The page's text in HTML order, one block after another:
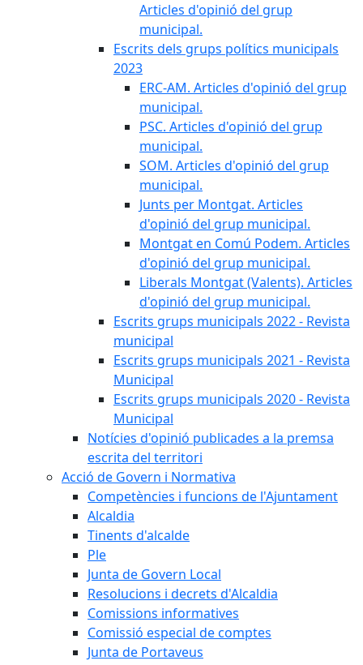
Articles d'opinió del grup
municipal.
Escrits dels grups polítics municipals
2023
ERC-AM. Articles d'opinió del grup
municipal.
PSC. Articles d'opinió del grup
municipal.
SOM. Articles d'opinió del grup
municipal.
Junts per Montgat. Articles
d'opinió del grup municipal.
Montgat en Comú Podem. Articles
d'opinió del grup municipal.
Liberals Montgat (Valents). Articles
d'opinió del grup municipal.
Escrits grups municipals 2022 - Revista
municipal
Escrits grups municipals 2021 - Revista
Municipal
Escrits grups municipals 2020 - Revista
Municipal
Notícies d'opinió publicades a la premsa
escrita del territori
Acció de Govern i Normativa
Competències i funcions de l'Ajuntament
Alcaldia
Tinents d'alcalde
Ple
Junta de Govern Local
Resolucions i decrets d'Alcaldia
Comissions informatives
Comissió especial de comptes
Junta de Portaveus